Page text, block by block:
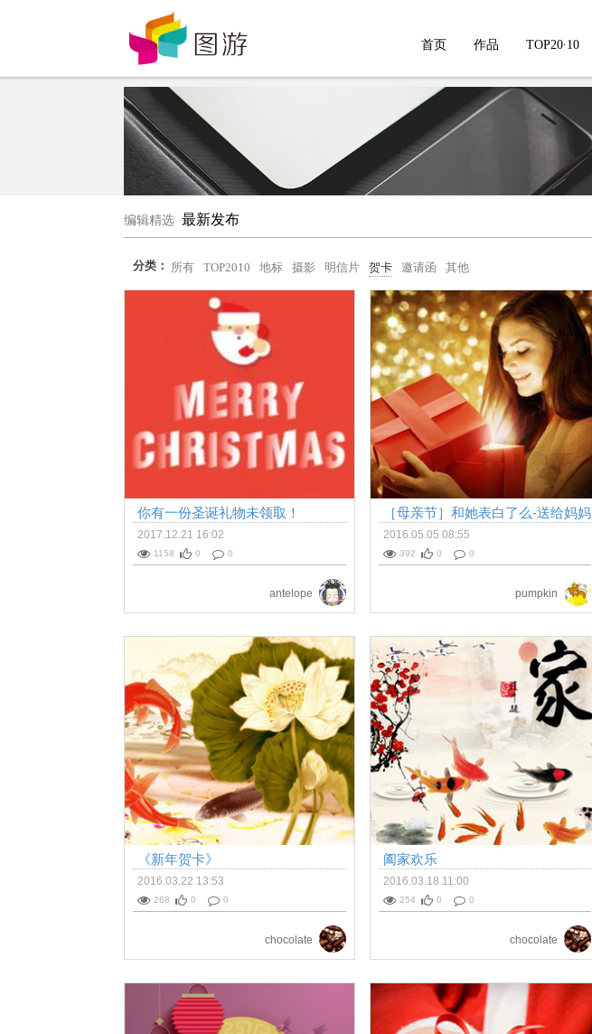
首页 作品 TOP20∙10
编辑精选 最新发布
分类： 所有 TOP2010 地标 摄影 明信片 贺卡 邀请函 其他
你有一份圣诞礼物未领取！
2017.12.21 16:02
1158 0 0
antelope
［母亲节］和她表白了么-送给妈妈
的贺卡
2016.05.05 08:55
392 0 0
pumpkin
《新年贺卡》
2016.03.22 13:53
268 0 0
chocolate
阖家欢乐
2016.03.18 11:00
254 0 0
chocolate